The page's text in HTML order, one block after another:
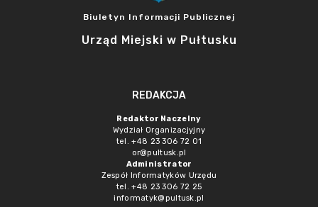
Biuletyn Informacji Publicznej
Urząd Miejski w Pułtusku
REDAKCJA
Redaktor Naczelny
Wydział Organizacjyjny
tel. +48 23 306 72 01
or@pultusk.pl
Administrator
Zespół Informatyków Urzędu
tel. +48 23 306 72 25
informatyk@pultusk.pl